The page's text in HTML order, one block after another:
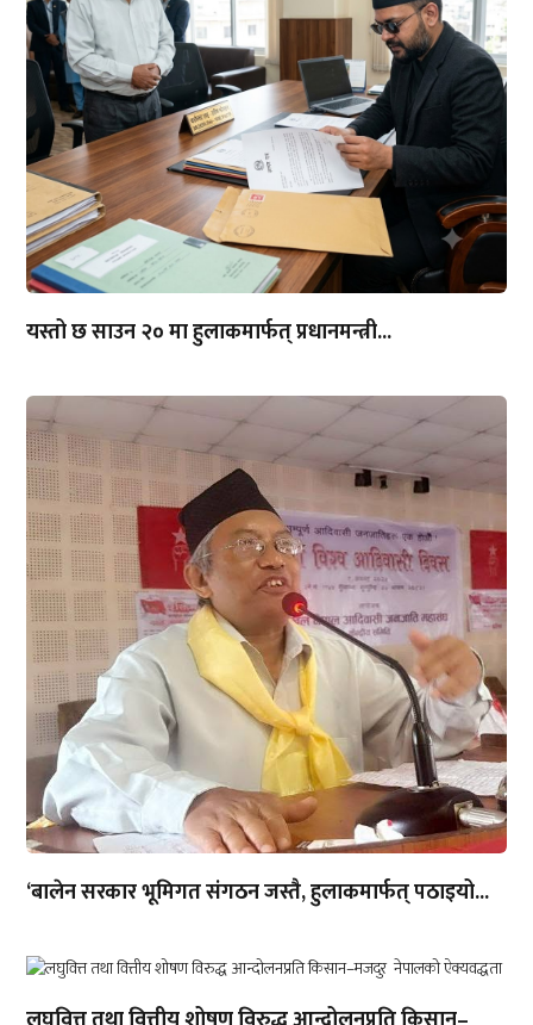
यस्तो छ साउन २० मा हुलाकमार्फत् प्रधानमन्त्री...
‘बालेन सरकार भूमिगत संगठन जस्तै, हुलाकमार्फत् पठाइयो...